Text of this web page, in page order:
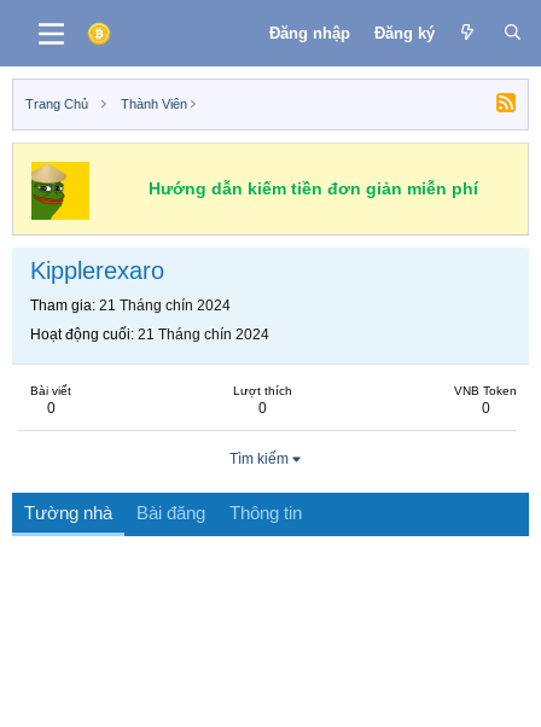
Đăng nhập Đăng ký
Trang Chủ Thành Viên
Hướng dẫn kiếm tiền đơn giản miễn phí
Kipplerexaro
Tham gia 21 Tháng chín 2024
Hoạt động cuối 21 Tháng chín 2024
Bài viết
0
Lượt thích
0
VNB Token
0
Tìm kiếm
Tường nhà Bài đăng Thông tin